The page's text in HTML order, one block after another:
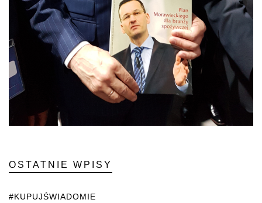
OSTATNIE WPISY
#KUPUJŚWIADOMIE